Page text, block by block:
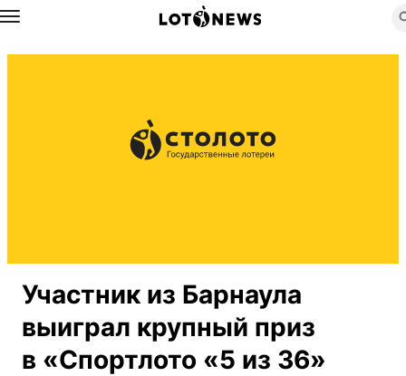
Назад
Участник из Барнаула
выиграл крупный приз
в «Спортлото «5 из 36»